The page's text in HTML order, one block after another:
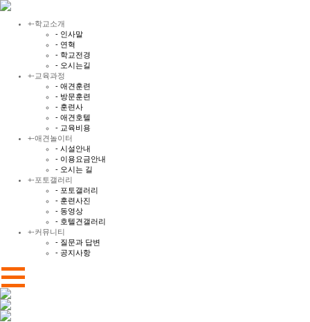
+-학교소개
- 인사말
- 연혁
- 학교전경
- 오시는길
+- 교육과정
- 애견훈련
- 방문훈련
- 훈련사
- 애견호텔
- 교육비용
+-애견놀이터
- 시설안내
- 이용요금안내
- 오시는 길
+-포토갤러리
- 포토갤러리
- 훈련사진
- 동영상
- 호텔견갤러리
+-커뮤니티
- 질문과 답변
- 공지사항